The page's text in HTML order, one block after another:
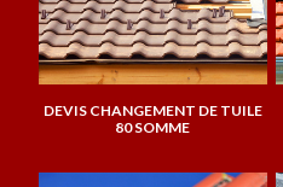
DEVIS CHANGEMENT DE TUILE
80 SOMME